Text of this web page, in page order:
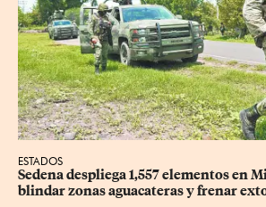
ESTADOS
Sedena despliega 1,557 elementos en
blindar zonas aguacateras y frenar